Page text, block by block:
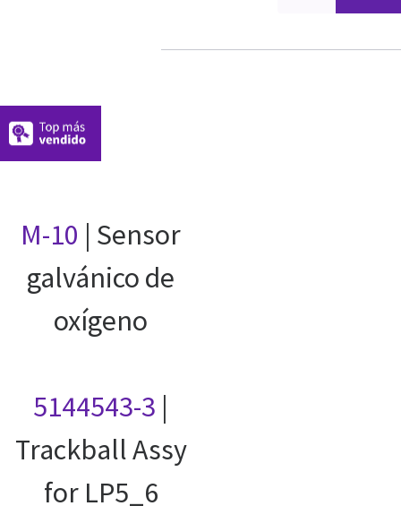
M-10 | Sensor
galvánico de
oxígeno
5144543-3 |
Trackball Assy
for LP5_6